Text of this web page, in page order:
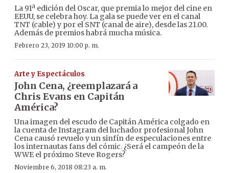
La 91ª edición del Oscar, que premia lo mejor del cine en
EEUU, se celebra hoy. La gala se puede ver en el canal
TNT (cable) y por el SNT (canal de aire), desde las 21.00.
Además de premios habrá mucha música.
Febrero 23, 2019 10:00 p. m.
Arte y Espectáculos
John Cena, ¿reemplazará a
Chris Evans en Capitán
América?
Una imagen del escudo de Capitán América colgado en
la cuenta de Instagram del luchador profesional John
Cena causó revuelo y un sinfín de especulaciones entre
los internautas fans del cómic. ¿Será el campeón de la
WWE el próximo Steve Rogers?
Noviembre 6, 2018 08:23 a. m.